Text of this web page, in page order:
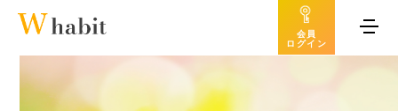
会員
ログイン